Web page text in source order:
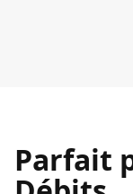
Parfait